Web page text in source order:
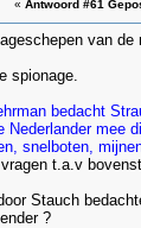
« Antwoord #61
van
spionage.
bedacht
Nederlander mee
snelboten,
t.a.v
Stauch
?